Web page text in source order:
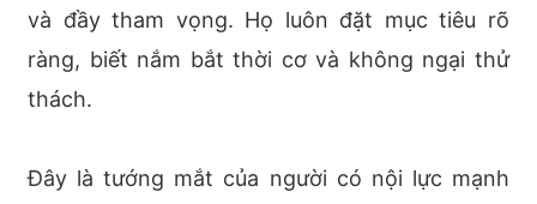
và đầy tham vọng. Họ luôn đặt mục tiêu rõ
ràng, biết nắm bắt thời cơ và không ngại thử
thách.
Đây là tướng mắt của người có nội lực mạnh